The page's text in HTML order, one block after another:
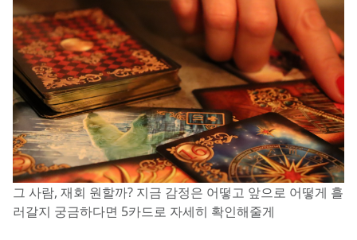
그 사람, 재회 원할까? 지금 감정은 어떻고 앞으로 어떻게 흘
러갈지 궁금하다면 5카드로 자세히 확인해줄게